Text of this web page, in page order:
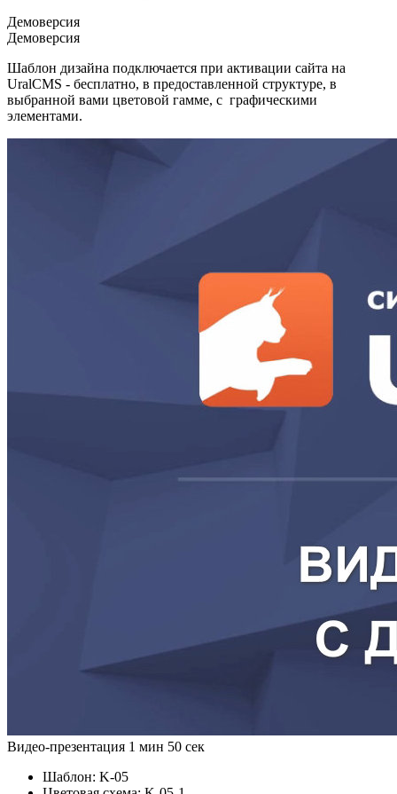
Демоверсия
Демоверсия
Шаблон дизайна подключается при активации сайта на
UralCMS - бесплатно, в предоставленной структуре, в
выбранной вами цветовой гамме, с графическими
элементами.
Видео-презентация 1 мин 50 сек
Шаблон: K-05